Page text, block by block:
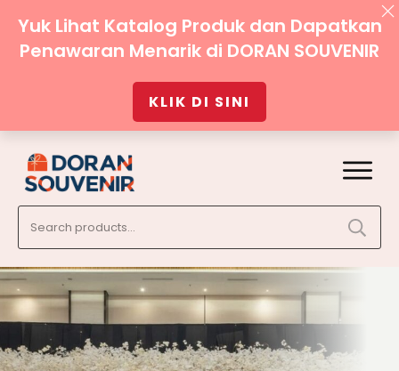
for:
Yuk Lihat Katalog Produk dan Dapatkan
Penawaran Menarik di DORAN SOUVENIR
KLIK DI SINI